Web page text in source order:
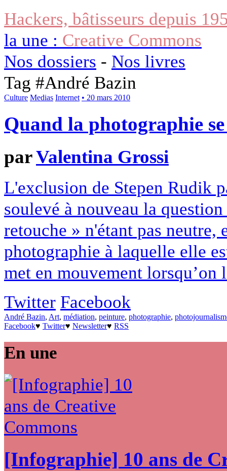
Hackers, bâtisseurs depuis
la une : Creative Commons
Nos dossiers - Nos livres
Tag #André Bazin
Culture Medias Internet • 20 mars 2010
Quand la photographie
parValentina Grossi
L'exclusion de Stepen Rudik
soulevé à nouveau la
retouche » n'étant pas
photographie à laquelle elle
met en mouvement lorsqu’on
Twitter Facebook
André Bazin, Art, médiation, peinture, photographie,
Facebook♥ Twitter♥ Newsletter♥ RSS
En une
[Infographie] 10 ans de